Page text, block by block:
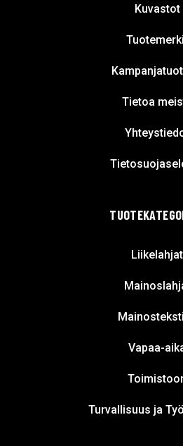
Kuvastot
Tietoa
Liikelahjat
Vapaa-
Turvallisuus ja